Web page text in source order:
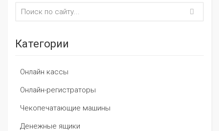
Категории
Онлайн кассы
Онлайн-регистраторы
Чекопечатающие машины
Денежные ящики